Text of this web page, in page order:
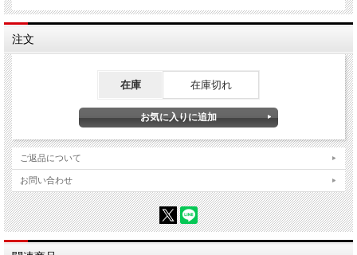
注文
在庫 在庫切れ
ご返品について
お問い合わせ